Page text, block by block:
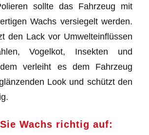
sollte das Fahrzeug mit
Wachs versiegelt werden.
den Lack vor Umwelteinflüssen
Vogelkot, Insekten und
verleiht es dem Fahrzeug
Look und schützt den
Wachs richtig auf: